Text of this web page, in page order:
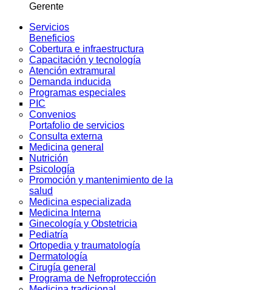
Gerente
Servicios
Beneficios
Cobertura e infraestructura
Capacitación y tecnología
Atención extramural
Demanda inducida
Programas especiales
PIC
Convenios
Portafolio de servicios
Consulta externa
Medicina general
Nutrición
Psicología
Promoción y mantenimiento de la
salud
Medicina especializada
Medicina Interna
Ginecología y Obstetricia
Pediatría
Ortopedia y traumatología
Dermatología
Cirugía general
Programa de Nefroprotección